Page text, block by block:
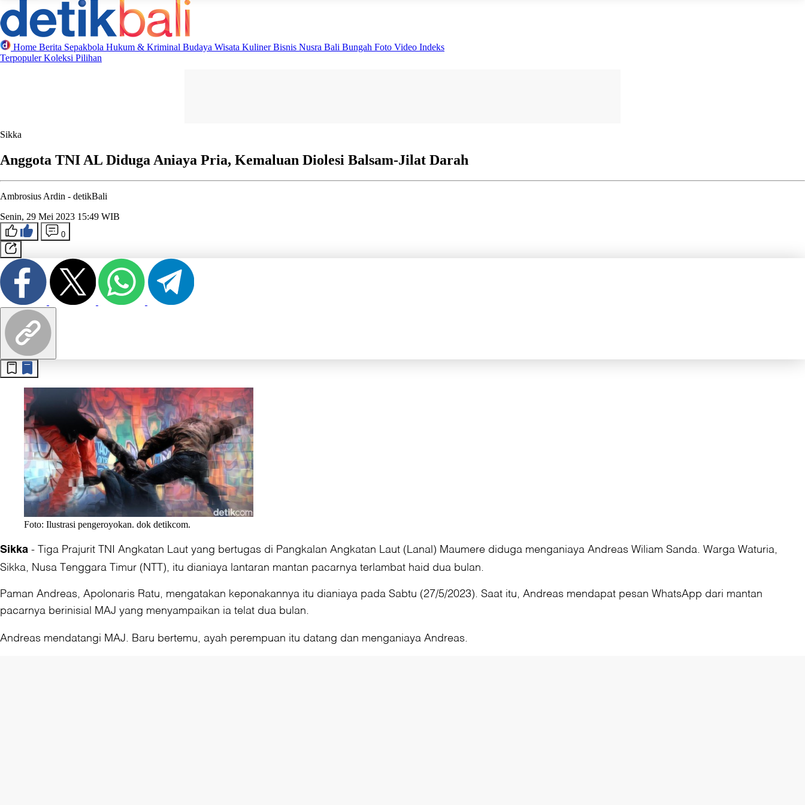
Home Berita Sepakbola Hukum & Kriminal Budaya Wisata KulinerBisnis Nusra Bali Bungah Foto Video Indeks
TerpopulerKoleksi Pilihan
Sikka
Anggota TNI AL Diduga Aniaya Pria, Kemaluan Diolesi Balsam-Jilat Darah
Ambrosius Ardin - detikBali
Senin, 29 Mei 2023 15:49 WIB
0
Foto: Ilustrasi pengeroyokan. dok detikcom.
Sikka-Tiga Prajurit TNI Angkatan Laut yang bertugas di Pangkalan Angkatan Laut (Lanal) Maumere diduga menganiaya Andreas Wiliam Sanda. Warga Waturia,
Sikka, Nusa Tenggara Timur (NTT), itu dianiaya lantaran mantan pacarnya terlambat haid dua bulan.
Paman Andreas, Apolonaris Ratu, mengatakan keponakannya itu dianiaya pada Sabtu (27/5/2023). Saat itu, Andreas mendapat pesan WhatsApp dari mantan
pacarnya berinisial MAJ yang menyampaikan ia telat dua bulan.
Andreas mendatangi MAJ. Baru bertemu, ayah perempuan itu datang dan menganiaya Andreas.